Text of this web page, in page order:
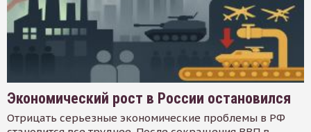
Экономический рост в России остановился
Отрицать серьезные экономические проблемы в РФ